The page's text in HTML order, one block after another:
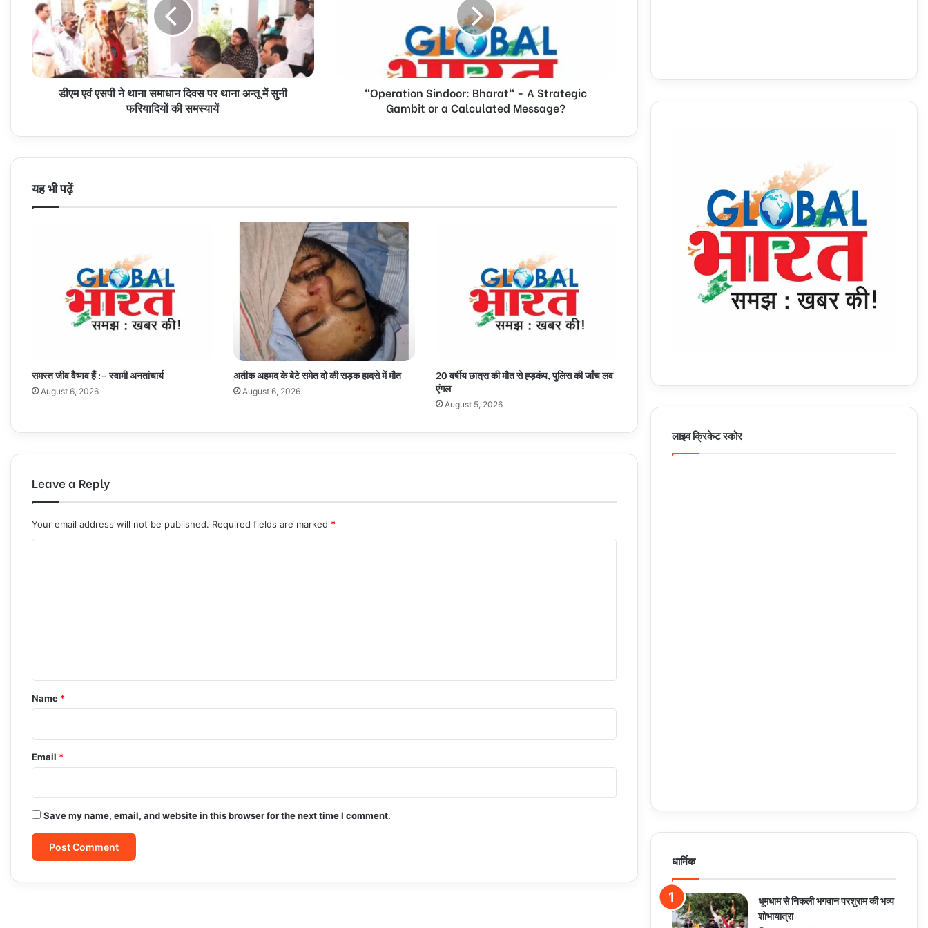
थाना
समाधान
दिवस
पर
थाना
फरियादियों
डीएम एवं एसपी ने थाना समाधान दिवस पर थाना अन्तू में सुनी
फरियादियों की समस्यायें
Calculated"Operation Sindoor: Bharat" - A Strategic
Gambit or a Calculated Message?
यह भी पढ़ें
समस्त जीव वैष्णव हैं :– स्वामी अनतांचार्य
August 6, 2026
अतीक अहमद के बेटे समेत दो की सड़क हादसे में मौत
August 6, 2026
20 वर्षीय छात्रा की मौत से ह्ड़कंप, पुलिस की जाँच लव
एंगल
August 5, 2026
Leave a Reply
Your email address will not be published. Required fields are marked *
*
Name *
Email *
Save my name, email, and website in this browser for the next time I comment.
लाइव क्रिकेट स्कोर
धार्मिक
धूमधाम से निकली भगवान परशुराम की भव्य
शोभायात्रा